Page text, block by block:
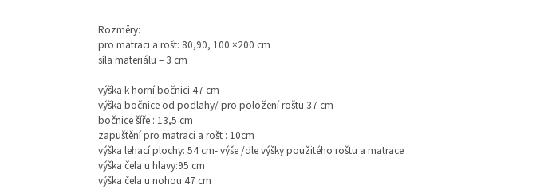
Rozměry:
pro matraci a rošt: 80,90, 100 ×200 cm
síla materiálu – 3 cm
výška k horní bočnici:47 cm
výška bočnice od podlahy/ pro položení roštu 37 cm
bočnice šíře : 13,5 cm
zapušťění pro matraci a rošt : 10cm
výška lehací plochy: 54 cm- výše /dle výšky použitého roštu a matrace
výška čela u hlavy:95 cm
výška čela u nohou:47 cm